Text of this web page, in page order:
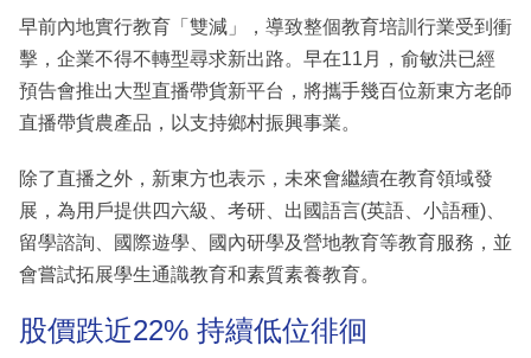
早前內地實行教育「雙減」，導致整個教育培訓行業受到衝
擊，企業不得不轉型尋求新出路。早在11月，俞敏洪已經
預告會推出大型直播帶貨新平台，將攜手幾百位新東方老師
直播帶貨農產品，以支持鄉村振興事業。
除了直播之外，新東方也表示，未來會繼續在教育領域發
展，為用戶提供四六級、考研、出國語言(英語、小語種)、
留學諮詢、國際遊學、國內研學及營地教育等教育服務，並
會嘗試拓展學生通識教育和素質素養教育。
股價跌近22% 持續低位徘徊